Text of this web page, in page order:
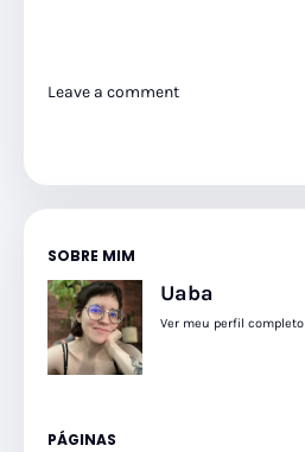
Leave a comment
SOBRE MIM
Uaba
Ver meu perfil completo
PÁGINAS